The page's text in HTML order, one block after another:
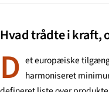
Hvad trådte i kraft,
D et europæiske
harmoniseret